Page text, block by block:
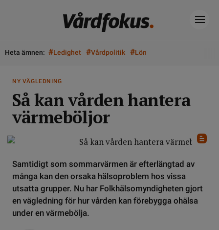
Heta ämnen: #Ledighet #Vårdpolitik #Lön
NY VÄGLEDNING
Så kan vården hantera
värmeböljor
Samtidigt som sommarvärmen är efterlängtad av
många kan den orsaka hälsoproblem hos vissa
utsatta grupper. Nu har Folkhälsomyndigheten gjort
en vägledning för hur vården kan förebygga ohälsa
under en värmebölja.